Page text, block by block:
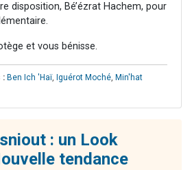
disposition, Bé’ézrat Hachem, pour
et vous bénisse.
: Ben Ich 'Haï, Iguérot Moché, Min'hat
: un Look
tendance